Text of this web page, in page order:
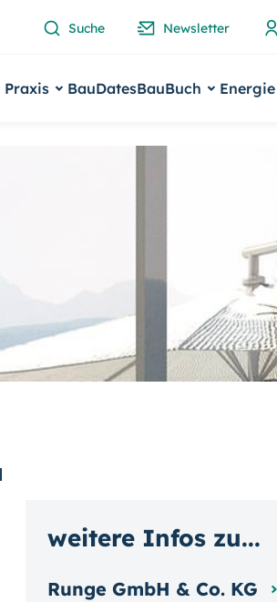
Suche Newsletter
Praxis BauDatesBauBuch
weitere Infos zu...
Runge GmbH & Co. KG